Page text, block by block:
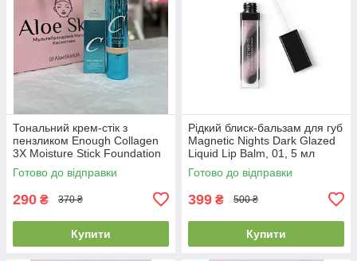
Тональний крем-стік з
пензликом Enough Collagen
3X Moisture Stick Foundation
SPF50+PA++++ #21 Natural
Beige 14г
Готово до відправки
290 ₴ 370 ₴
Купити
Рідкий блиск-бальзам для губ
Magnetic Nights Dark Glazed
Liquid Lip Balm, 01, 5 мл
Готово до відправки
399 ₴ 500 ₴
Купити